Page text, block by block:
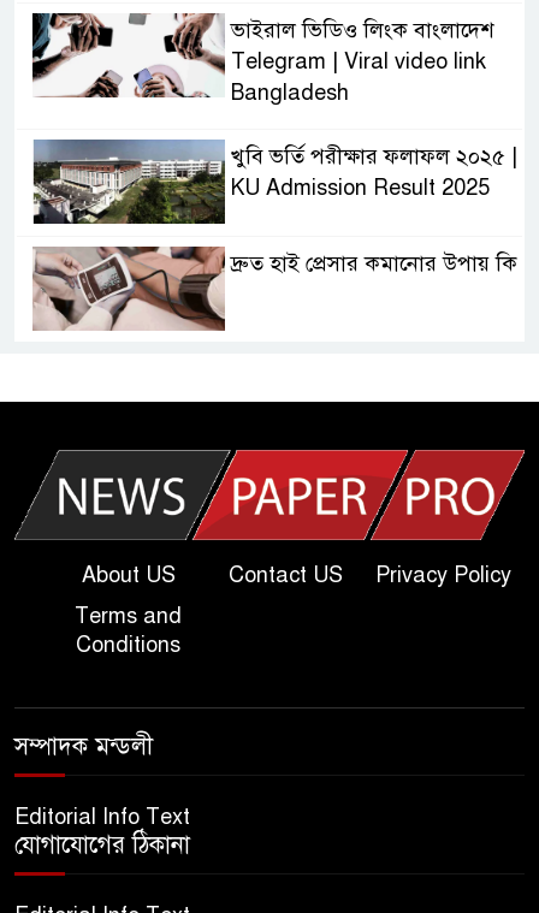
ভাইরাল ভিডিও লিংক বাংলাদেশ
Telegram | Viral video link
Bangladesh
খুবি ভর্তি পরীক্ষার ফলাফল ২০২৫ |
KU Admission Result 2025
দ্রুত হাই প্রেসার কমানোর উপায় কি
| Today Dakhil Exam
খুবি সি ইউনিট ভর্তি পরীক্ষার প্রশ্ন
২০২৫ | KU C Unit Admission
Question
About US Contact US
Privacy Policy
Terms and
Conditions
সম্পাদক মন্ডলী
Editorial Info Text
যোগাযোগের ঠিকানা